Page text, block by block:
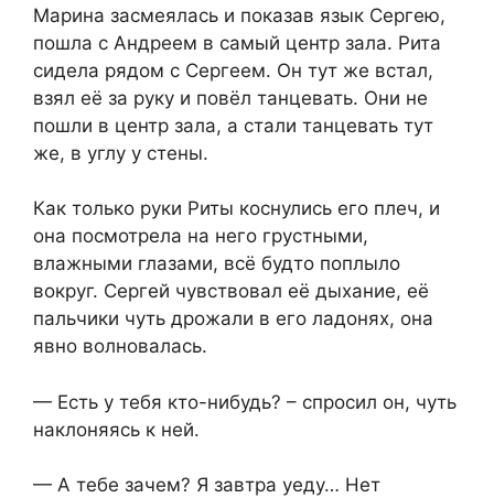
Марина засмеялась и показав язык Сергею,
пошла с Андреем в самый центр зала. Рита
сидела рядом с Сергеем. Он тут же встал,
взял её за руку и повёл танцевать. Они не
пошли в центр зала, а стали танцевать тут
же, в углу у стены.
Как только руки Риты коснулись его плеч, и
она посмотрела на него грустными,
влажными глазами, всё будто поплыло
вокруг. Сергей чувствовал её дыхание, её
пальчики чуть дрожали в его ладонях, она
явно волновалась.
— Есть у тебя кто-нибудь? – спросил он, чуть
наклоняясь к ней.
— А тебе зачем? Я завтра уеду… Нет